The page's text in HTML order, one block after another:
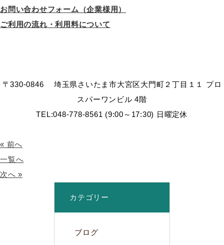
お問い合わせフォーム（企業様用）
ご利用の流れ・利用料について
〒330-0846 埼玉県さいたま市大宮区大門町２丁目１１ プロ
スパーワンビル 4階
TEL:048-778-8561 (9:00～17:30) 日曜定休
« 前へ
一覧へ
次へ »
カテゴリー
ブログ